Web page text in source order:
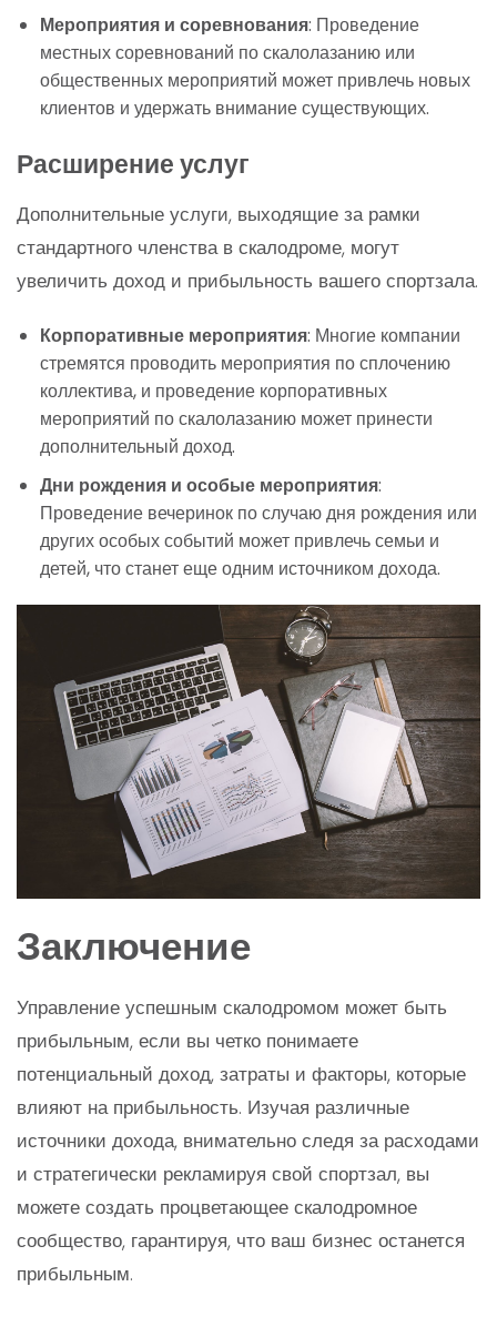
Мероприятия и соревнования: Проведение
местных соревнований по скалолазанию или
общественных мероприятий может привлечь новых
клиентов и удержать внимание существующих.
Расширение услуг
Дополнительные услуги, выходящие за рамки
стандартного членства в скалодроме, могут
увеличить доход и прибыльность вашего спортзала.
Корпоративные мероприятия: Многие компании
стремятся проводить мероприятия по сплочению
коллектива, и проведение корпоративных
мероприятий по скалолазанию может принести
дополнительный доход.
Дни рождения и особые мероприятия:
Проведение вечеринок по случаю дня рождения или
других особых событий может привлечь семьи и
детей, что станет еще одним источником дохода.
Заключение
Управление успешным скалодромом может быть
прибыльным, если вы четко понимаете
потенциальный доход, затраты и факторы, которые
влияют на прибыльность. Изучая различные
источники дохода, внимательно следя за расходами
и стратегически рекламируя свой спортзал, вы
можете создать процветающее скалодромное
сообщество, гарантируя, что ваш бизнес останется
прибыльным.